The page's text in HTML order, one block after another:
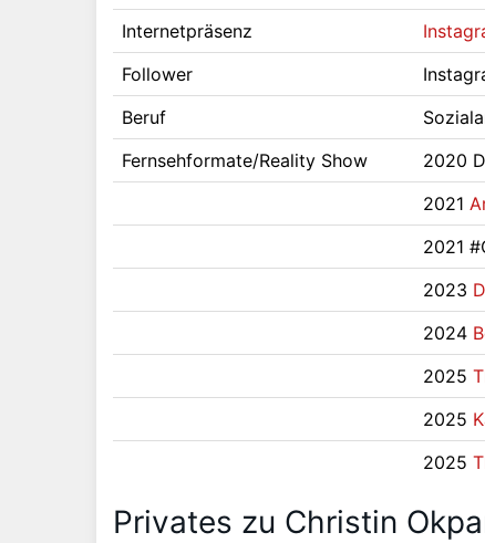
Internetpräsenz
Follower
Beruf
Fernsehformate/Reality Show
2020
2021
2021
2023
2024
2025
2025
2025
Privates zu Christin